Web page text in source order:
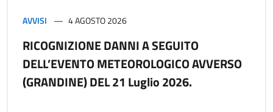
AVVISI 4 AGOSTO 2026
RICOGNIZIONE DANNI A SEGUITO
DELL’EVENTO METEOROLOGICO AVVERSO
(GRANDINE) DEL 21 Luglio 2026.